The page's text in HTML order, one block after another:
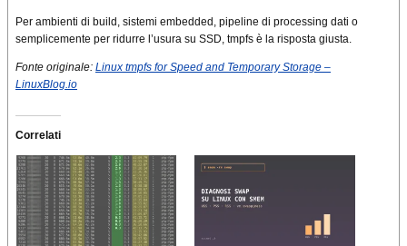
Per ambienti di build, sistemi embedded, pipeline di processing dati o
semplicemente per ridurre l’usura su SSD, tmpfs è la risposta giusta.
Fonte originale: Linux tmpfs for Speed and Temporary Storage –
LinuxBlog.io
Correlati